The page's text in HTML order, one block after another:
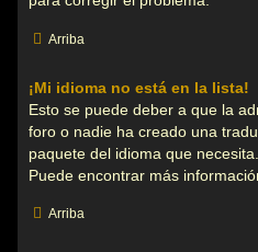
Arriba
¡Mi idioma no está en la lista!
Esto se puede deber a que la
foro o nadie ha creado una
paquete del idioma que
Puede encontrar más
Arriba